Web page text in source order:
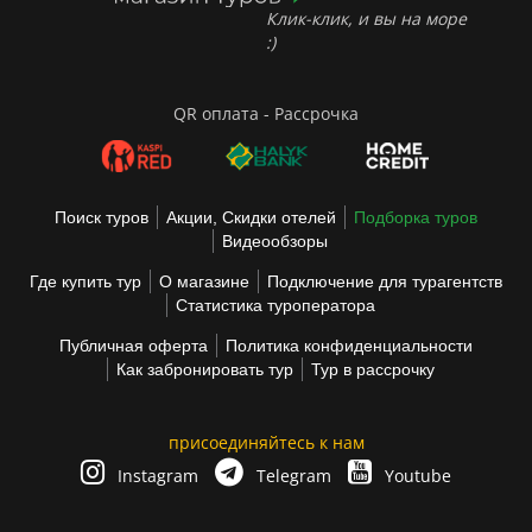
Клик-клик, и вы на море
:)
QR оплата - Рассрочка
Поиск туров Акции, Скидки отелей
Подборка туров
Видеообзоры
Где купить тур О магазине
Подключение для турагентств
Статистика туроператора
Публичная оферта
Политика конфиденциальности
Как забронировать тур
Тур в рассрочку
присоединяйтесь к нам
Instagram
Telegram Youtube